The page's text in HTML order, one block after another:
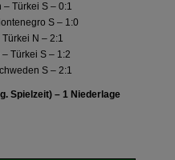
Türkei S – 0:1
S – 1:0
N – 2:1
Türkei S – 1:2
S – 2:1
Spielzeit) – 1 Niederlage